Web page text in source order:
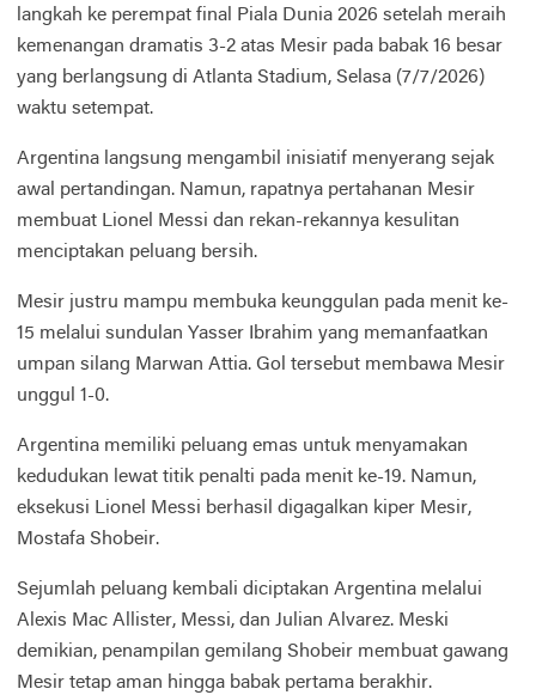
langkah ke perempat final Piala Dunia 2026 setelah meraih
kemenangan dramatis 3-2 atas Mesir pada babak 16 besar
yang berlangsung di Atlanta Stadium, Selasa (7/7/2026)
waktu setempat.
Argentina langsung mengambil inisiatif menyerang sejak
awal pertandingan. Namun, rapatnya pertahanan Mesir
membuat Lionel Messi dan rekan-rekannya kesulitan
menciptakan peluang bersih.
Mesir justru mampu membuka keunggulan pada menit ke-
15 melalui sundulan Yasser Ibrahim yang memanfaatkan
umpan silang Marwan Attia. Gol tersebut membawa Mesir
unggul 1-0.
Argentina memiliki peluang emas untuk menyamakan
kedudukan lewat titik penalti pada menit ke-19. Namun,
eksekusi Lionel Messi berhasil digagalkan kiper Mesir,
Mostafa Shobeir.
Sejumlah peluang kembali diciptakan Argentina melalui
Alexis Mac Allister, Messi, dan Julian Alvarez. Meski
demikian, penampilan gemilang Shobeir membuat gawang
Mesir tetap aman hingga babak pertama berakhir.